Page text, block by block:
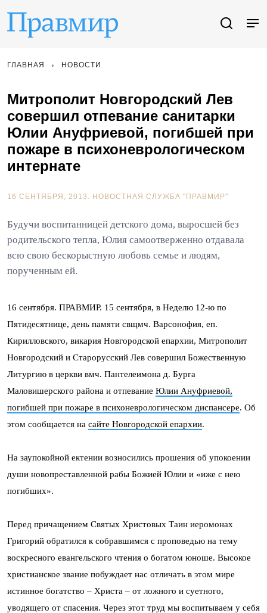
ГЛАВНАЯ НОВОСТИ
Митрополит Новгородский Лев
совершил отпевание санитарки
Юлии Ануфриевой, погибшей при
пожаре в психоневрологическом
интернате
16 СЕНТЯБРЯ, 2013. НОВОСТНАЯ СЛУЖБА "ПРАВМИР"
Будучи воспитанницей детского дома, выросшей без
родительского тепла, Юлия самоотверженно отдавала
всю свою бескорыстную любовь семье и людям,
порученным ей.
16 сентября. ПРАВМИР. 15 сентября, в Неделю 12-ю по
Пятидесятнице, день памяти свщмч. Варсонофия, еп.
Кирилловского, викария Новгородской епархии, Митрополит
Новгородский и Старорусский Лев совершил Божественную
Литургию в церкви вмч. Пантелеимона д. Бурга
Маловишерского района и отпевание Юлии Ануфриевой,
погибшей при пожаре в психоневрологическом диспансере. Об
этом сообщается на сайте Новгородской епархии.
На заупокойной ектении возносились прошения об упокоении
души новопреставленной рабы Божией Юлии и «иже с нею
погибших».
Перед причащением Святых Христовых Таин иеромонах
Григорий обратился к собравшимся с проповедью на тему
воскресного евангельского чтения о богатом юноше. Высокое
христианское звание побуждает нас отличать в этом мире
истинное богатство – Христа – от ложного и суетного,
уводящего от спасения. Через этот труд мы воспитываем у себя